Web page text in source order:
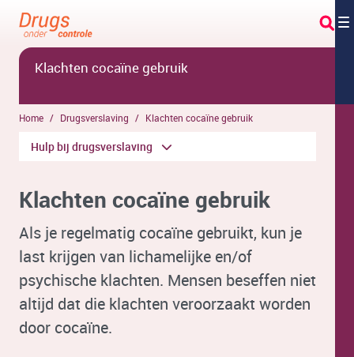
Overslaan en naar hoofdinhoud gaan
Klachten cocaïne gebruik
Home Drugsverslaving Klachten cocaïne gebruik
Hulp bij drugsverslaving
Klachten cocaïne gebruik
Als je regelmatig cocaïne gebruikt, kun je
last krijgen van lichamelijke en/of
psychische klachten. Mensen beseffen niet
altijd dat die klachten veroorzaakt worden
door cocaïne.